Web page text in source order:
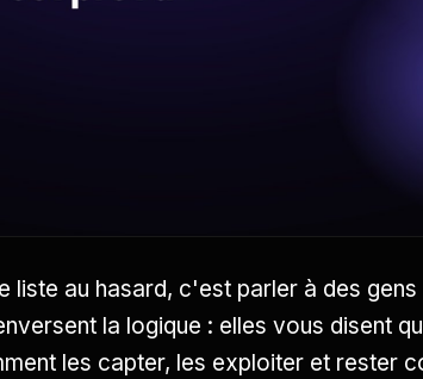
liste au hasard, c'est parler à des
la logique : elles vous disent
les capter, les exploiter et rester